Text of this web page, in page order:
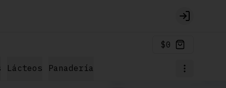
Login
$0
Lácteos Panadería